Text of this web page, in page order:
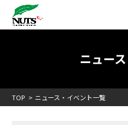
日本最大級のキャンピングカーメーカー
RV[テレビCM放送]
ニュー
TOP ニュース・イベント一覧